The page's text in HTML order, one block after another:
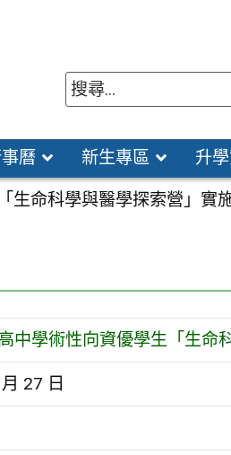
曆 新生專區 升
生命科學與醫學探索營」實
中學術性向資優學生「生命
27 日